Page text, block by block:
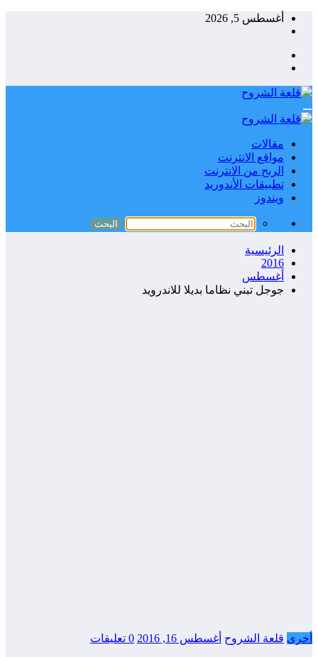
التجاوزأغسطس 5, 2026
مقالات
مواقع الانترنت
الربح من الانترنت
تطبيقات الأندوريد
ويندوز
الرئيسية
2016
أغسطس
جوجل تبني نظاما بديلا للاندرويد
أخرى قلعة الشروح أغسطس 16, 2016 0 تعليقات